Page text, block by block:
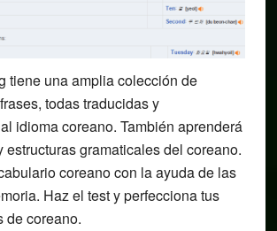
tiene una amplia colección de
todas traducidas y
idioma coreano. También aprenderá
estructuras gramaticales del coreano.
coreano con la ayuda de las
Haz el test y perfecciona tus
de coreano.